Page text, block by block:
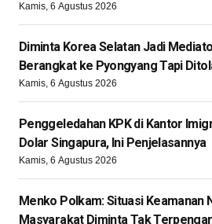
Kamis, 6 Agustus 2026
Diminta Korea Selatan Jadi
Berangkat ke Pyongyang Tapi
Kamis, 6 Agustus 2026
Penggeledahan KPK di Kantor
Dolar Singapura, Ini Penjelasannya
Kamis, 6 Agustus 2026
Menko Polkam: Situasi Keamanan
Masyarakat Diminta Tak